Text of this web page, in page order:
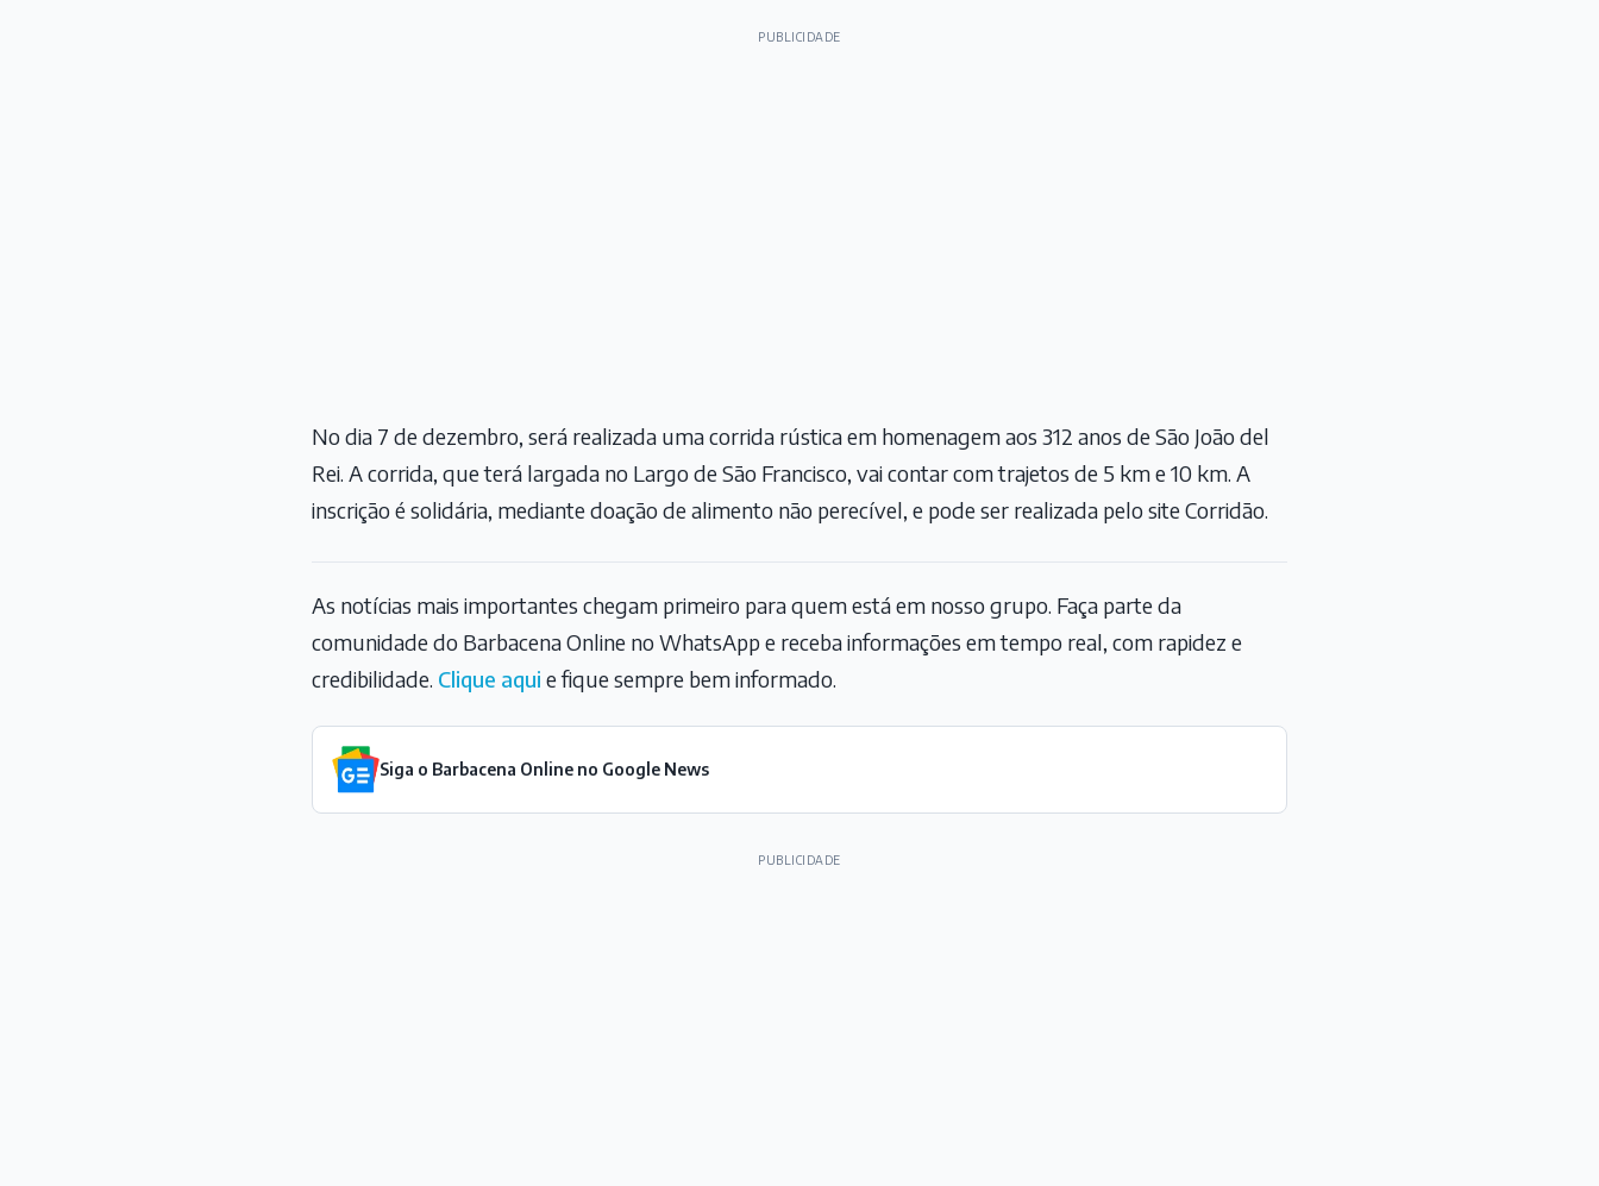
PUBLICIDADE
No dia 7 de dezembro, será realizada uma corrida rústica em homenagem aos 312 anos de São João del
Rei. A corrida, que terá largada no Largo de São Francisco, vai contar com trajetos de 5 km e 10 km. A
inscrição é solidária, mediante doação de alimento não perecível, e pode ser realizada pelo siteCorridão.
As notícias mais importantes chegam primeiro para quem está em nosso grupo. Faça parte da
comunidade do Barbacena Online no WhatsApp e receba informações em tempo real, com rapidez e
credibilidade. Clique aqui e fique sempre bem informado.
Siga o Barbacena Online no Google News
PUBLICIDADE